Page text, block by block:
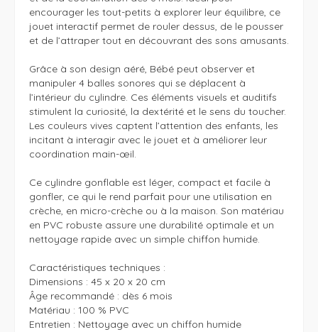
encourager les tout-petits à explorer leur équilibre, ce
jouet interactif permet de rouler dessus, de le pousser
et de l’attraper tout en découvrant des sons amusants.
Grâce à son design aéré, Bébé peut observer et
manipuler 4 balles sonores qui se déplacent à
l’intérieur du cylindre. Ces éléments visuels et auditifs
stimulent la curiosité, la dextérité et le sens du toucher.
Les couleurs vives captent l’attention des enfants, les
incitant à interagir avec le jouet et à améliorer leur
coordination main-œil.
Ce cylindre gonflable est léger, compact et facile à
gonfler, ce qui le rend parfait pour une utilisation en
crèche, en micro-crèche ou à la maison. Son matériau
en PVC robuste assure une durabilité optimale et un
nettoyage rapide avec un simple chiffon humide.
Caractéristiques techniques :
Dimensions : 45 x 20 x 20 cm
Âge recommandé : dès 6 mois
Matériau : 100 % PVC
Entretien : Nettoyage avec un chiffon humide